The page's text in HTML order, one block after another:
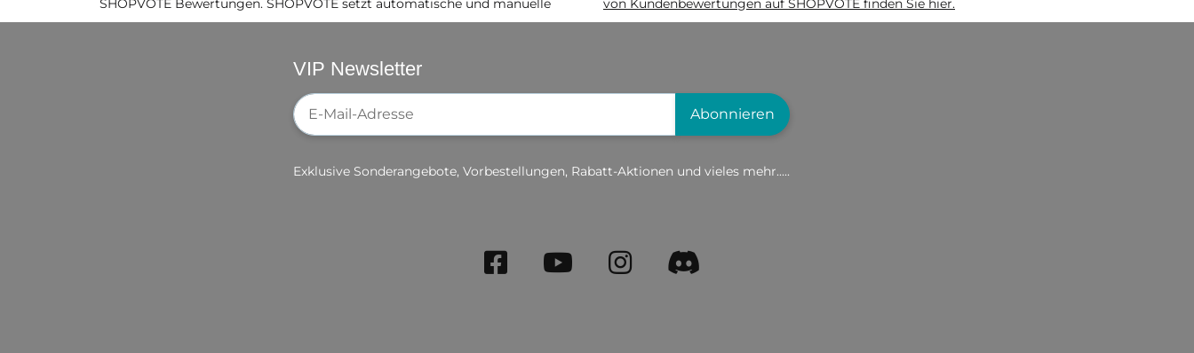
SHOPVOTE Bewertungen. SHOPVOTE setzt automatische und manuelle
von Kundenbewertungen auf SHOPVOTE finden Sie hier.
VIP Newsletter
Newsletter-Registrierung
Abonnieren
Exklusive Sonderangebote, Vorbestellungen, Rabatt-Aktionen und vieles mehr.....